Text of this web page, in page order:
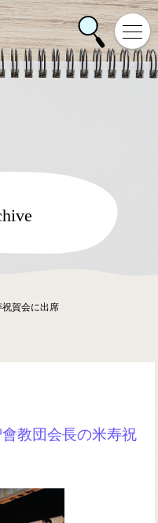
賀会に出席
教団会長の米寿祝